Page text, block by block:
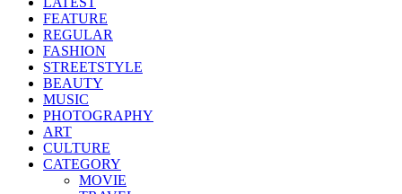
FEATURE
REGULAR
FASHION
STREETSTYLE
BEAUTY
MUSIC
PHOTOGRAPHY
ART
CULTURE
CATEGORY
MOVIE